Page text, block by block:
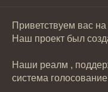
Приветствуем вас
Наш проект был
Наши реалм ,
система